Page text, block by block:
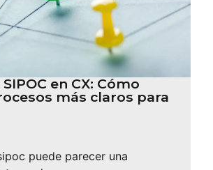
en CX: Cómo
más claros para
puede parecer una